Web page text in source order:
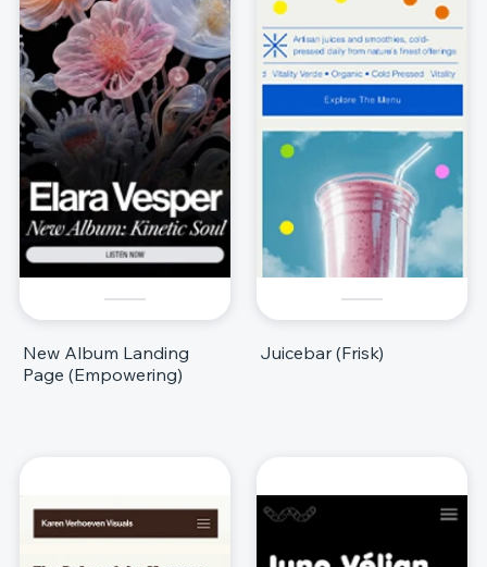
New Album Landing
Page (Empowering)
Juicebar (Frisk)